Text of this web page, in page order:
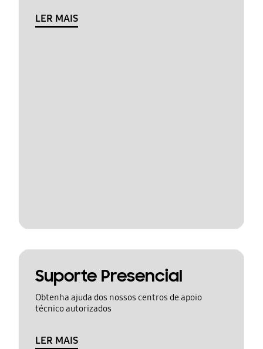
LER MAIS
Suporte Presencial
Obtenha ajuda dos nossos centros de apoio
técnico autorizados
LER MAIS